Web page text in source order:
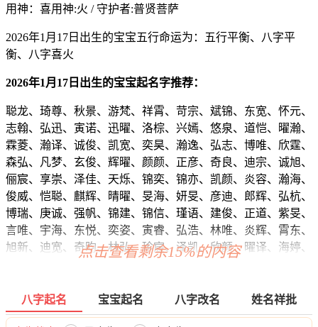
用神：喜用神:火 / 守护者:普贤菩萨
2026年1月17日出生的宝宝五行命运为：五行平衡、八字平
衡、八字喜火
2026年1月17日出生的宝宝起名字推荐：
聪龙、琦尊、秋景、游梵、祥霄、苛宗、斌锦、东宽、怀元、
志翰、弘迅、寅诺、迅曜、洛棕、兴嫣、悠泉、道恺、曜瀚、
霖菱、瀚译、诚俊、凯宽、奕昊、瀚逸、弘志、博唯、欣霆、
森弘、凡梦、玄俊、辉曜、颜颜、正彦、奇良、迪宗、诚旭、
俪宸、享崇、泽佳、天烁、锦奕、锦亦、凯颜、炎容、瀚海、
俊威、恺聪、麒辉、晴曜、旻海、妍旻、彦迪、郎辉、弘杭、
博瑞、庚诚、强帆、锦建、锦信、瑾语、建俊、正道、紫旻、
言唯、宇海、东悦、奕姿、寅睿、弘浩、林唯、炎辉、霄东、
旭新、迪宽、奇昀、林弘、珍宸、泽凯、欣颜、曜译、海婷、
博尊、海寅、郎颜、寅弘、铎帆、雁启、灏恺、瑞浩、超念、
姝妙、尚兮、东信、译远、彦言、瑾江、湛菱、潼瀚、安兮、
点击查看剩余15%的内容
八字起名 宝宝起名 八字改名 姓名祥批